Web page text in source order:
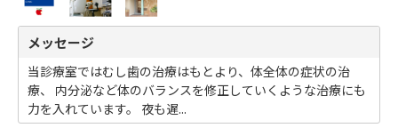
メッセージ
当診療室ではむし歯の治療はもとより、体全体の症状の治
療、 内分泌など体のバランスを修正していくような治療にも
力を入れています。 夜も遅...